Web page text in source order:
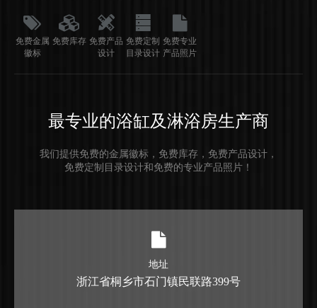
免费金属
徽标
免费库存 免费产品
设计
免费定制
目录设计
免费专业
产品照片
最专业的浴缸及淋浴房生产商
我们提供免费的金属徽标，免费库存，免费产品设计，
免费定制目录设计和免费的专业产品照片！
地址
浙江省桐乡市石门镇民联路399号